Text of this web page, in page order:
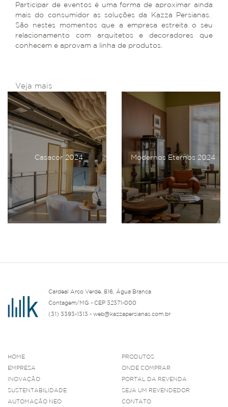
Participar de eventos é uma forma de aproximar ainda
mais do consumidor as soluções da Kazza Persianas.
São nestes momentos que a empresa estreita o seu
relacionamento com arquitetos e decoradores que
conhecem e aprovam a linha de produtos.
Veja mais
Casacor 2024 Modernos Eternos 2024
Cardeal Arco Verde, 816, Água Branca
Contagem/MG - CEP 32371-000
(31) 3393-1313 - web@kazzapersianas.com.br
HOME
EMPRESA
INOVAÇÃO
SUSTENTABILIDADE
AUTOMAÇÃO NEO
PRODUTOS
ONDE COMPRAR
PORTAL DA REVENDA
SEJA UM REVENDEDOR
CONTATO